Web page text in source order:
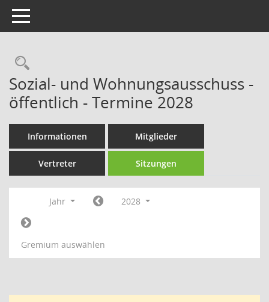
Toggle navigation
Rechercheauswahl
Sozial- und Wohnungsausschuss -
öffentlich - Termine 2028
Informationen Mitglieder
Vertreter Sitzungen
Jahr 2028
Gremium auswählen